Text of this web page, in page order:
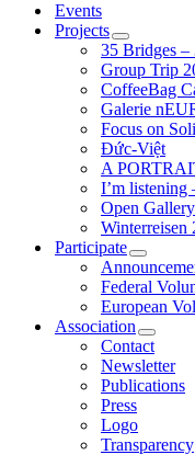
Events
Projects
35 Bridges –
Group Trip
CoffeeBag
Galerie
Focus on
Đức-Việt
A
I’m listening
Open Gallery
Winterreisen
Participate
Federal
European
Association
Contact
Newsletter
Publications
Press
Logo
Transparency